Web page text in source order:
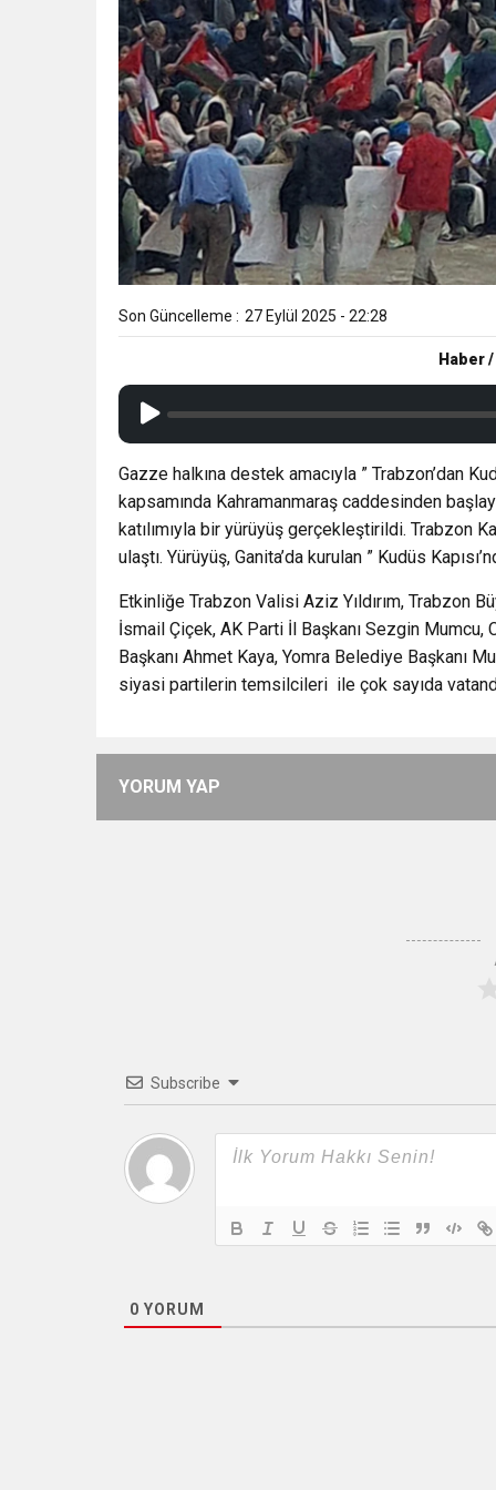
Son Güncelleme : 27 Eylül 2025 - 22:28
Haber /
Gazze halkına destek amacıyla ” Trabzon’dan
kapsamında Kahramanmaraş caddesinden
katılımıyla bir yürüyüş gerçekleştirildi. Trabzon
ulaştı. Yürüyüş, Ganita’da kurulan ” Kudüs
Etkinliğe Trabzon Valisi Aziz Yıldırım, Trabzon
İsmail Çiçek, AK Parti İl Başkanı Sezgin
Başkanı Ahmet Kaya, Yomra Belediye Başkanı
siyasi partilerin temsilcileri ile çok sayıda
YORUM YAP
Subscribe
0 YORUM